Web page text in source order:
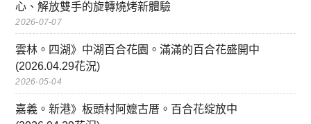
心、解放雙手的旋轉燒烤新體驗
2026-07-07
雲林。四湖》中湖百合花園。滿滿的百合花盛開中
(2026.04.29花況)
2026-05-04
嘉義。新港》板頭村阿嬤古厝。百合花綻放中